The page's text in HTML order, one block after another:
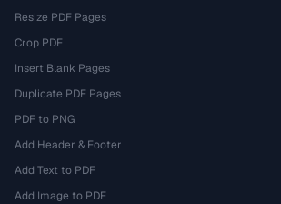
Resize PDF Pages
Crop PDF
Insert Blank Pages
Duplicate PDF Pages
PDF to PNG
Add Header & Footer
Add Text to PDF
Add Image to PDF